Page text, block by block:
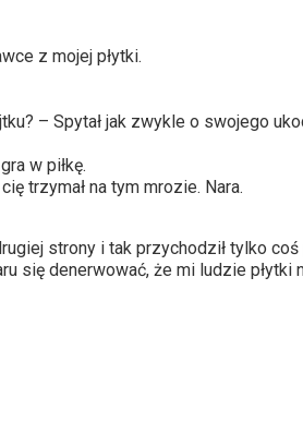
z mojej płytki.
– Spytał jak zwykle o swojego
w piłkę.
trzymał na tym mrozie. Nara.
strony i tak przychodził tylko
się denerwować, że mi ludzie płytki